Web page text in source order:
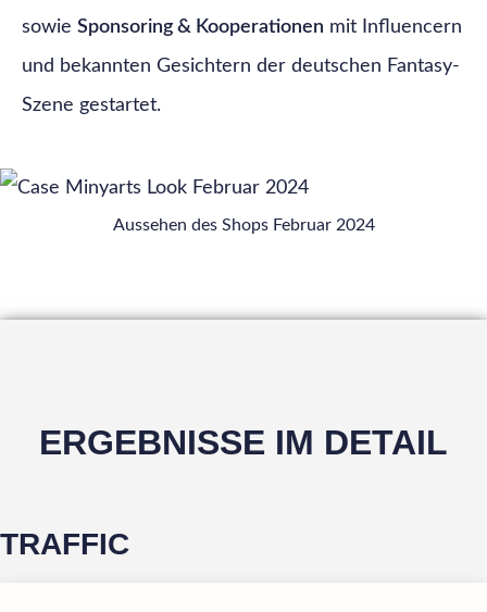
sowie Sponsoring & Kooperationen mit Influencern
und bekannten Gesichtern der deutschen Fantasy-
Szene gestartet.
Aussehen des Shops Februar 2024
ERGEBNISSE IM DETAIL
TRAFFIC